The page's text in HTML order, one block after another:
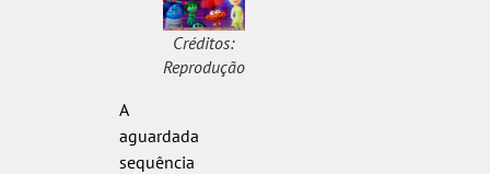
Créditos:
Reprodução
A
aguardada
sequência